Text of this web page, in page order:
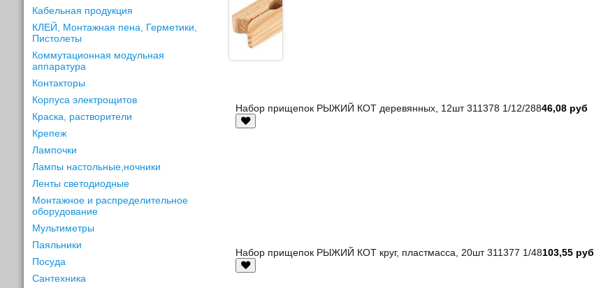
Кабельная продукция
КЛЕЙ, Монтажная пена, Герметики,
Пистолеты
Коммутационная модульная
аппаратура
Контакторы
Корпуса электрощитов
Краска, растворители
Крепеж
Лампочки
Лампы настольные,ночники
Ленты светодиодные
Монтажное и распределительное
оборудование
Мультиметры
Паяльники
Посуда
Сантехника
Набор прищепок РЫЖИЙ КОТ деревянных, 12шт 311378 1/12/28846,08 руб
Набор прищепок РЫЖИЙ КОТ круг, пластмасса, 20шт 311377 1/48103,55 руб